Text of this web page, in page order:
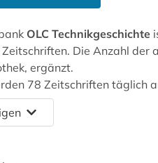
OLC Technikgeschichte
Die Anzahl der
ergänzt.
78 Zeitschriften täglich